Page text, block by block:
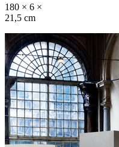
180 × 6 ×
21,5 cm